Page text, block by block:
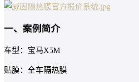
一、案例简介
车型：宝马X5M
贴膜：全车隔热膜